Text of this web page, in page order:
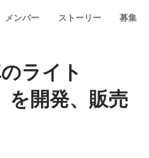
メンバー ストーリー 募集
ライト
を開発、販売